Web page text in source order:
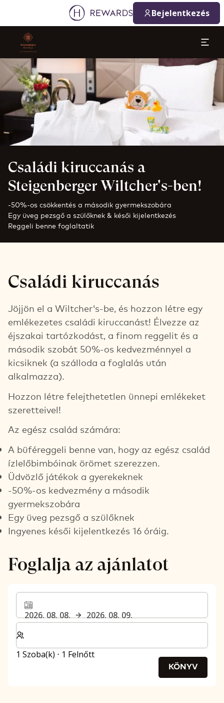
Bejelentkezés
Dia: 1 of 1
Családi kiruccanás a
Steigenberger Wiltcher's-ben!
-50%-os csökkentés a második gyermekszobára
Egy üveg pezsgő a szülőknek & késői kijelentkezés
Reggeli benne foglaltatik
Családi kiruccanás
Jöjjön el a Wiltcher's-be, és hozzon létre egy
emlékezetes családi kiruccanást! Élvezze az
éjszakai tartózkodást, a finom reggelit és a
második szobát 50%-os kedvezménnyel a
kicsiknek (a szálloda a foglalás után
alkalmazza).
Hozzon létre felejthetetlen ünnepi emlékeket
szeretteivel!
Az egész család számára:
A büféreggeli benne van, hogy az egész család
ízlelőbimbóinak örömet szerezzen.
Üdvözlő játékok a gyerekeknek
-50%-os kedvezmény a második
gyermekszobára
Egy üveg pezsgő a szülőknek
Ingyenes késői kijelentkezés 16 óráig.
Foglalja az ajánlatot
2026. 08. 08.
2026. 08. 09.
Válassza ki a szobák és a vendégek számát
1 Szoba(k) ⋅ 1 Felnőtt
KÖNYV